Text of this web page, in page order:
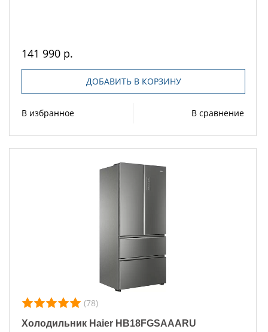
141 990 р.
ДОБАВИТЬ В КОРЗИНУ
В избранное В сравнение
(78)
Холодильник Haier HB18FGSAAARU